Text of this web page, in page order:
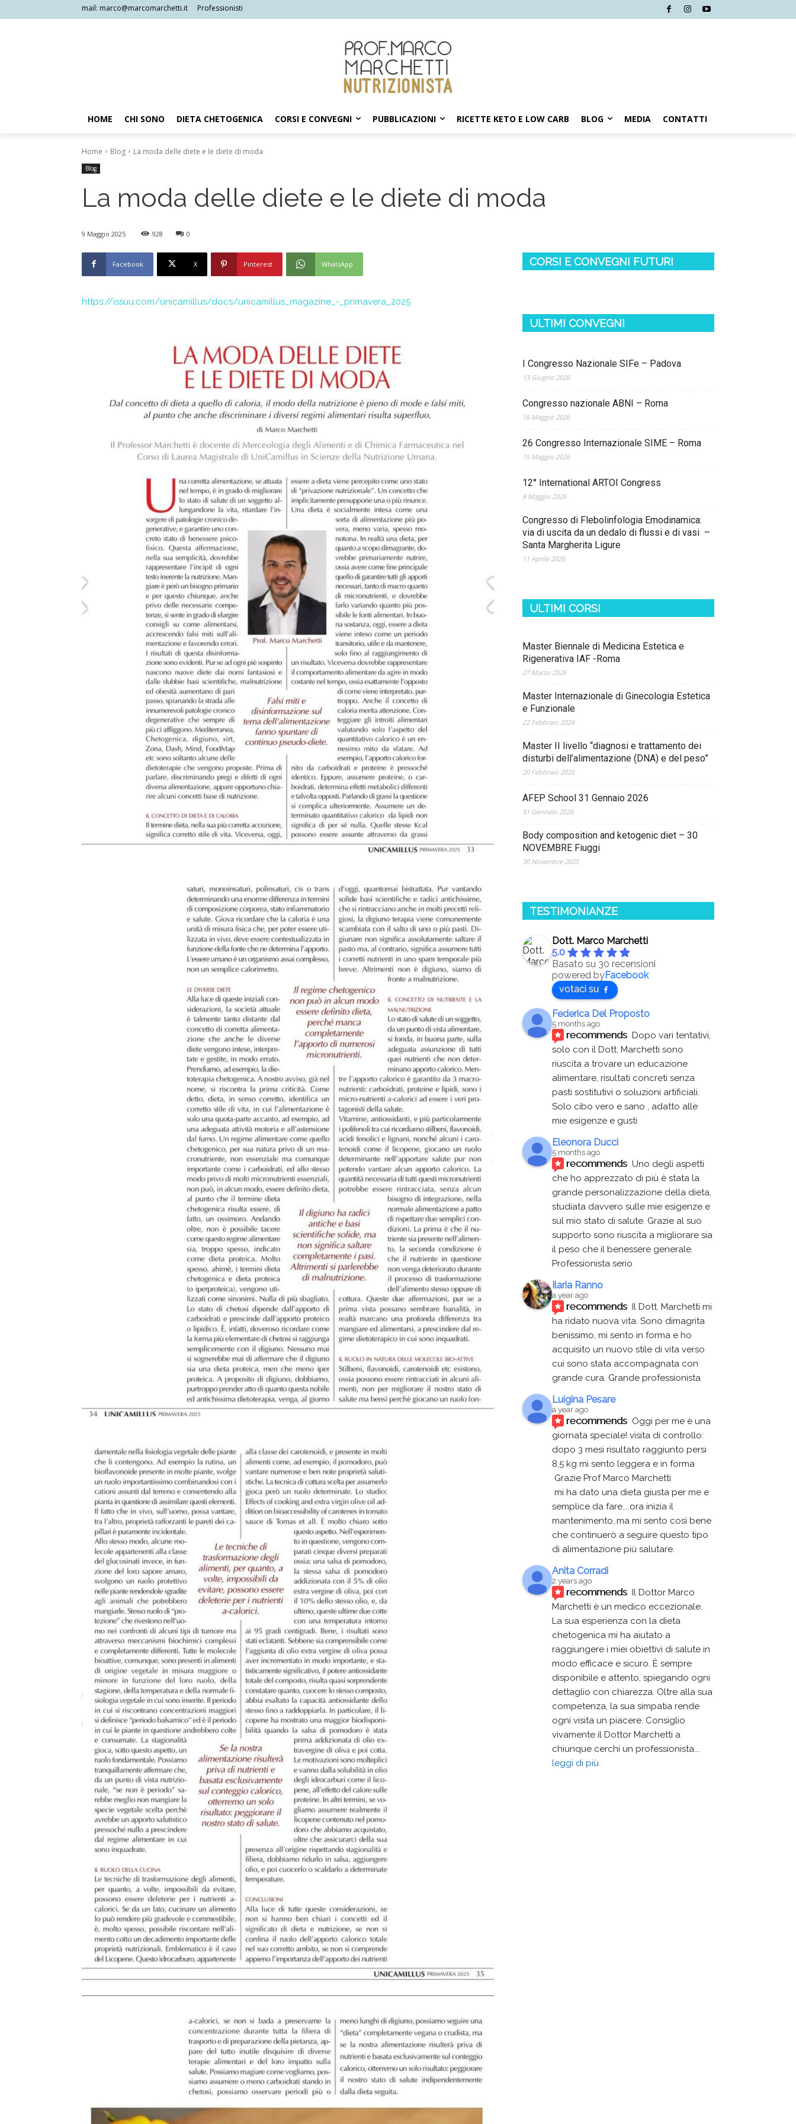
mail: marco@marcomarchetti.it Professionisti
HOME CHI SONO DIETA CHETOGENICA CORSI E CONVEGNI PUBBLICAZIONI RICETTE KETO E LOW CARB BLOG MEDIA CONTATTI
Home Blog La moda delle diete e le diete di moda
Blog
La moda delle diete e le diete di moda
9 Maggio 2025 928 0
Facebook X Pinterest WhatsApp
https://issuu.com/unicamillus/docs/unicamillus_magazine_-_primavera_2025
CORSI E CONVEGNI FUTURI
ULTIMI CONVEGNI
I Congresso Nazionale SIFe – Padova
13 Giugno 2026
Congresso nazionale ABNI – Roma
16 Maggio 2026
26 Congresso Internazionale SIME – Roma
15 Maggio 2026
12° International ARTOI Congress
8 Maggio 2026
Congresso di Flebolinfologia Emodinamica:
via di uscita da un dedalo di flussi e di vasi –
Santa Margherita Ligure
11 Aprile 2026
ULTIMI CORSI
Master Biennale di Medicina Estetica e
Rigenerativa IAF -Roma
27 Marzo 2026
Master Internazionale di Ginecologia Estetica
e Funzionale
22 Febbraio 2026
Master II livello “diagnosi e trattamento dei
disturbi dell’alimentazione (DNA) e del peso”
20 Febbraio 2026
AFEP School 31 Gennaio 2026
31 Gennaio 2026
Body composition and ketogenic diet – 30
NOVEMBRE Fiuggi
30 Novembre 2025
TESTIMONIANZE
Dott. Marco Marchetti
5.0
Basato su 30 recensioni
powered byFacebook
votaci su
Federica Del Proposto
5 months ago
recommends Dopo vari tentativi,
solo con il Dott. Marchetti sono
riuscita a trovare un educazione
alimentare, risultati concreti senza
pasti sostitutivi o soluzioni artificiali.
Solo cibo vero e sano , adatto alle
mie esigenze e gusti
Eleonora Ducci
5 months ago
recommends Uno degli aspetti
che ho apprezzato di più è stata la
grande personalizzazione della dieta,
studiata davvero sulle mie esigenze e
sul mio stato di salute. Grazie al suo
supporto sono riuscita a migliorare sia
il peso che il benessere generale.
Professionista serio
Ilaria Ranno
a year ago
recommends Il Dott. Marchetti mi
ha ridato nuova vita. Sono dimagrita
benissimo, mi sento in forma e ho
acquisito un nuovo stile di vita verso
cui sono stata accompagnata con
grande cura. Grande professionista
Luigina Pesare
a year ago
recommends Oggi per me è una
giornata speciale! visita di controllo:
dopo 3 mesi risultato raggiunto persi
8,5 kg mi sento leggera e in forma
Grazie Prof Marco Marchetti
semplice da fare....ora inizia il
mantenimento..ma mi sento così bene
che continuerò a seguire questo tipo
di alimentazione più salutare.
Anita Corradi
2 years ago
recommends Il Dottor Marco
Marchetti è un medico eccezionale.
La sua esperienza con la dieta
chetogenica mi ha aiutato a
raggiungere i miei obiettivi di salute in
modo efficace e sicuro. È sempre
disponibile e attento, spiegando ogni
dettaglio con chiarezza. Oltre alla sua
competenza, la sua simpatia rende
ogni visita un piacere. Consiglio
vivamente il Dottor Marchetti a
chiunque cerchi un professionista
leggi di più